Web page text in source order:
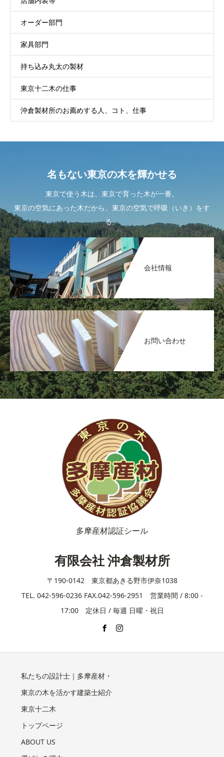
オーダー部門
家具部門
持ち込み丸太の製材
東京十二木の仕事
沖倉製材所のお薦めする人、コト、仕事
名もない東京の木を輝かせる
東京で使う木は、東京で育った木が一番。
東京の空気にあった木だから、東京の空気で呼吸（いき）をす
る。
会社情報
お問い合わせ
多摩産材認証シール
有限会社 沖倉製材所
〒190-0142 東京都あきる野市伊奈1038
TEL. 042-596-0236 FAX.042-596-2951 営業時間 / 8:00 -
17:00 定休日 / 毎週 日曜・祝日
私たちの設計士｜多摩産材・
東京の木を活かす建築士紹介
東京十二木
トップページ
ABOUT US